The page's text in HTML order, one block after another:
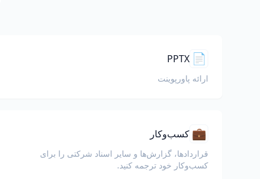
📄
PPTX
ارائه پاورپوینت
💼 کسب‌وکار
قراردادها، گزارش‌ها و سایر اسناد شرکتی را برای
کسب‌وکار خود ترجمه کنید.